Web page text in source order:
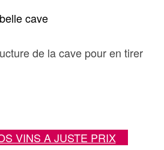
cave
de la cave pour en tirer
VINS A JUSTE PRIX